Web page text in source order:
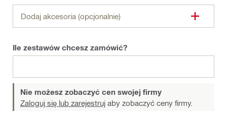
Dodaj akcesoria (opcjonalnie)
Ile zestawów chcesz zamówić?
Nie możesz zobaczyć cen swojej firmy
Zaloguj się lub zarejestruj aby zobaczyć ceny firmy.